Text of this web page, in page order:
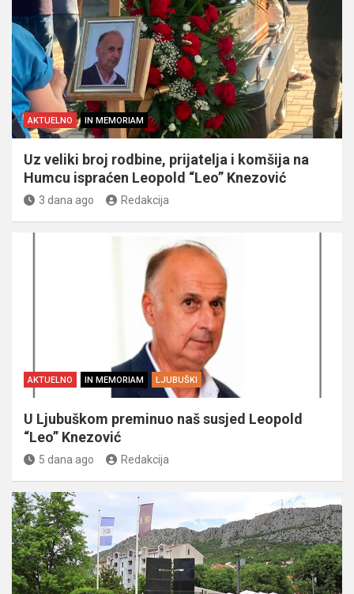
AKTUELNO IN MEMORIAM
Uz veliki broj rodbine, prijatelja i komšija na
Humcu ispraćen Leopold “Leo” Knezović
3 dana ago Redakcija
AKTUELNO IN MEMORIAM LJUBUŠKI
U Ljubuškom preminuo naš susjed Leopold
“Leo” Knezović
5 dana ago Redakcija